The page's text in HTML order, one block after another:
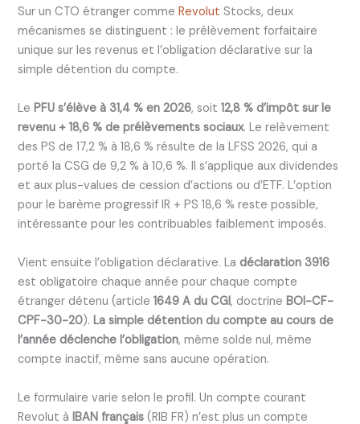
Sur un CTO étranger commeRevolut Stocks, deux
mécanismes se distinguent : le prélèvement forfaitaire
unique sur les revenus et l’obligation déclarative sur la
simple détention du compte.
Le PFU s’élève à 31,4 % en 2026, soit12,8 % d’impôt sur le
revenu + 18,6 % de prélèvements sociaux. Le relèvement
des PS de 17,2 % à 18,6 % résulte de la LFSS 2026, qui a
porté la CSG de 9,2 % à 10,6 %. Il s’applique aux dividendes
et aux plus-values de cession d’actions ou d’ETF. L’option
pour le barème progressif IR + PS 18,6 % reste possible,
intéressante pour les contribuables faiblement imposés.
Vient ensuite l’obligation déclarative. Ladéclaration 3916
est obligatoire chaque année pour chaque compte
étranger détenu (article1649 A du CGI, doctrine BOI-CF-
CPF-30-20). La simple détention du compte au cours de
l’année déclenche l’obligation, même solde nul, même
compte inactif, même sans aucune opération.
Le formulaire varie selon le profil. Un compte courant
Revolut à IBAN français (RIB FR) n’est plus un compte